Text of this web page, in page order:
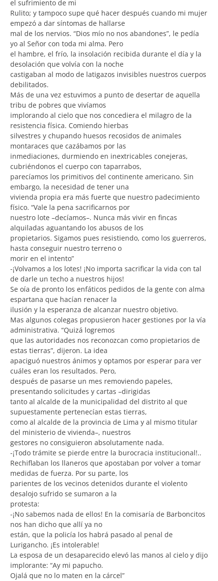
el sufrimiento de mi
Rulito; y tampoco supe qué hacer después cuando mi mujer
empezó a dar síntomas de hallarse
mal de los nervios. “Dios mío no nos abandones”, le pedía
yo al Señor con toda mi alma. Pero
el hambre, el frío, la insolación recibida durante el día y la
desolación que volvía con la noche
castigaban al modo de latigazos invisibles nuestros cuerpos
debilitados.
Más de una vez estuvimos a punto de desertar de aquella
tribu de pobres que vivíamos
implorando al cielo que nos concediera el milagro de la
resistencia física. Comiendo hierbas
silvestres y chupando huesos recosidos de animales
montaraces que cazábamos por las
inmediaciones, durmiendo en inextricables conejeras,
cubriéndonos el cuerpo con taparrabos,
parecíamos los primitivos del continente americano. Sin
embargo, la necesidad de tener una
vivienda propia era más fuerte que nuestro padecimiento
físico. “Vale la pena sacrificarnos por
nuestro lote –decíamos–. Nunca más vivir en fincas
alquiladas aguantando los abusos de los
propietarios. Sigamos pues resistiendo, como los guerreros,
hasta conseguir nuestro terreno o
morir en el intento”
-¡Volvamos a los lotes! ¡No importa sacrificar la vida con tal
de darle un techo a nuestros hijos!
Se oía de pronto los enfáticos pedidos de la gente con alma
espartana que hacían renacer la
ilusión y la esperanza de alcanzar nuestro objetivo.
Mas algunos colegas propusieron hacer gestiones por la vía
administrativa. “Quizá logremos
que las autoridades nos reconozcan como propietarios de
estas tierras”, dijeron. La idea
apaciguó nuestros ánimos y optamos por esperar para ver
cuáles eran los resultados. Pero,
después de pasarse un mes removiendo papeles,
presentando solicitudes y cartas –dirigidas
tanto al alcalde de la municipalidad del distrito al que
supuestamente pertenecían estas tierras,
como al alcalde de la provincia de Lima y al mismo titular
del ministerio de vivienda–, nuestros
gestores no consiguieron absolutamente nada.
-¡Todo trámite se pierde entre la burocracia institucional!..
Rechiflaban los llaneros que apostaban por volver a tomar
medidas de fuerza. Por su parte, los
parientes de los vecinos detenidos durante el violento
desalojo sufrido se sumaron a la
protesta:
-¡No sabemos nada de ellos! En la comisaría de Barboncitos
nos han dicho que allí ya no
están, que la policía los habrá pasado al penal de
Lurigancho. ¡Es intolerable!
La esposa de un desaparecido elevó las manos al cielo y dijo
implorante: “Ay mi papucho.
Ojalá que no lo maten en la cárcel”